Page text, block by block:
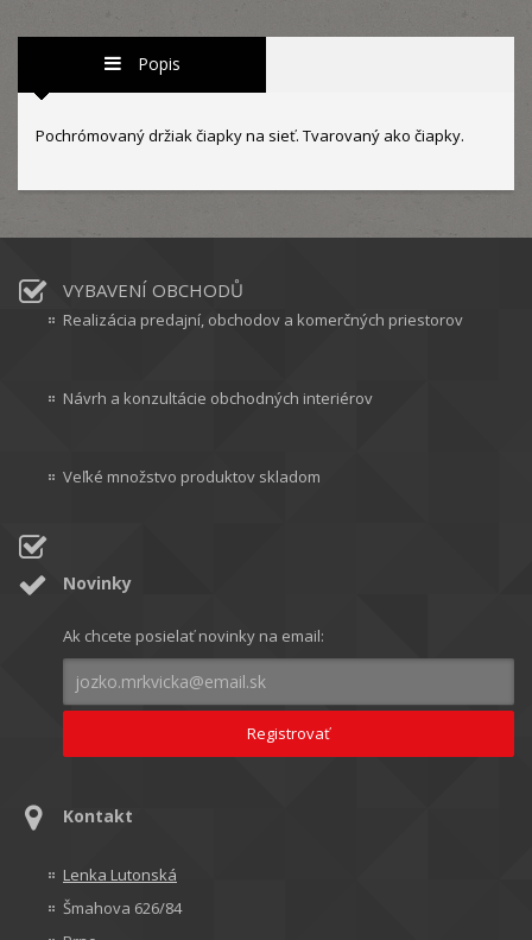
Popis
Pochrómovaný držiak čiapky na sieť. Tvarovaný ako čiapky.
VYBAVENÍ OBCHODŮ
Realizácia predajní, obchodov a komerčných priestorov
Návrh a konzultácie obchodných interiérov
Veľké množstvo produktov skladom
Novinky
Ak chcete posielať novinky na email:
Kontakt
Lenka Lutonská
Šmahova 626/84